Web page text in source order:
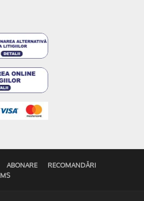
ABONARE
RECOMANDĂRI